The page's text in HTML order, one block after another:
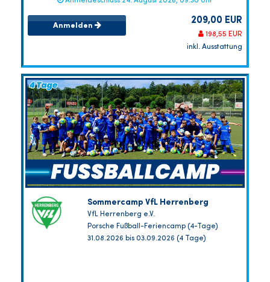
Anmelden 209,00 EUR
198,55 EUR
inkl. Ausstattung
Sommercamp VfL Herrenberg
VfL Herrenberg e.V.
Porsche Fußball-Feriencamp (4-Tage)
31.08.2026 bis 03.09.2026 (4 Tage)